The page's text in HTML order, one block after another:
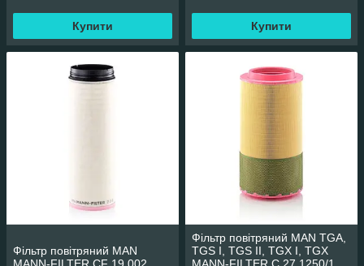
Купити Купити
Фільтр повітряний MAN
Фільтр повітряний MAN TGA,
TGS I, TGS II, TGX I, TGX